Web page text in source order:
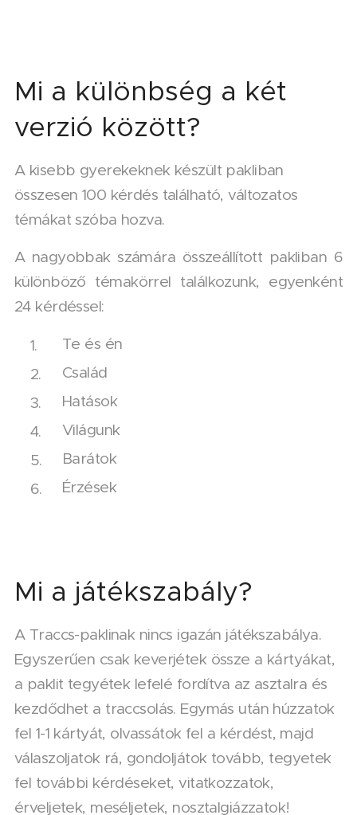
Mi a különbség a két
verzió között?
A kisebb gyerekeknek készült pakliban
összesen 100 kérdés található, változatos
témákat szóba hozva.
A nagyobbak számára összeállított pakliban 6
különböző témakörrel találkozunk, egyenként
24 kérdéssel:
Te és én
Család
Hatások
Világunk
Barátok
Érzések
Mi a játékszabály?
A Traccs-paklinak nincs igazán játékszabálya.
Egyszerűen csak keverjétek össze a kártyákat,
a paklit tegyétek lefelé fordítva az asztalra és
kezdődhet a traccsolás. Egymás után húzzatok
fel 1-1 kártyát, olvassátok fel a kérdést, majd
válaszoljatok rá, gondoljátok tovább, tegyetek
fel további kérdéseket, vitatkozzatok,
érveljetek, meséljetek, nosztalgiázzatok!